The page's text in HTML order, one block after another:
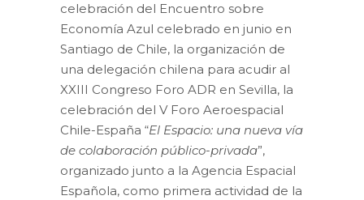
celebración del Encuentro sobre
Economía Azul celebrado en junio en
Santiago de Chile, la organización de
una delegación chilena para acudir al
XXIII Congreso Foro ADR en Sevilla, la
celebración del V Foro Aeroespacial
Chile-España “El Espacio: una nueva vía
de colaboración público-privada”,
organizado junto a la Agencia Espacial
Española, como primera actividad de la